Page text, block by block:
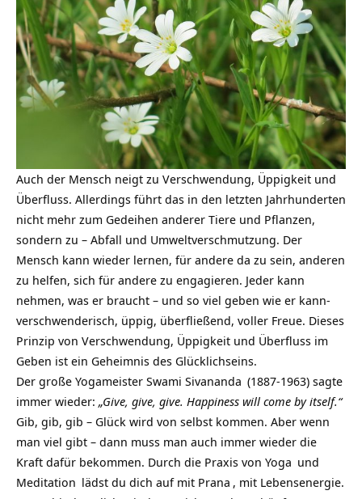
Auch der Mensch neigt zu Verschwendung, Üppigkeit und
Überfluss. Allerdings führt das in den letzten Jahrhunderten
nicht mehr zum Gedeihen anderer Tiere und Pflanzen,
sondern zu – Abfall und Umweltverschmutzung. Der
Mensch kann wieder lernen, für andere da zu sein, anderen
zu helfen, sich für andere zu engagieren. Jeder kann
nehmen, was er braucht – und so viel geben wie er kann-
verschwenderisch, üppig, überfließend, voller Freue. Dieses
Prinzip von Verschwendung, Üppigkeit und Überfluss im
Geben ist ein Geheimnis des Glücklichseins.
Der große Yogameister Swami Sivananda (1887-1963) sagte
immer wieder: „Give, give, give. Happiness will come by itself.“
Gib, gib, gib – Glück wird von selbst kommen. Aber wenn
man viel gibt – dann muss man auch immer wieder die
Kraft dafür bekommen. Durch die Praxis von Yoga und
Meditation lädst du dich auf mit Prana , mit Lebensenergie.